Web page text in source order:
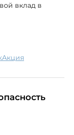
вклад в
акция